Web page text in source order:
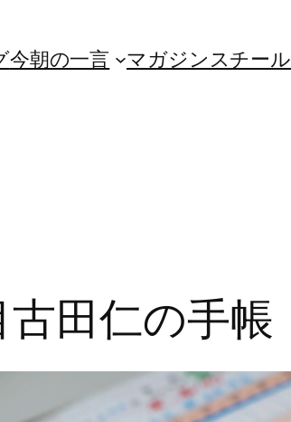
今朝の一言 マガジンスチール
田仁の手帳